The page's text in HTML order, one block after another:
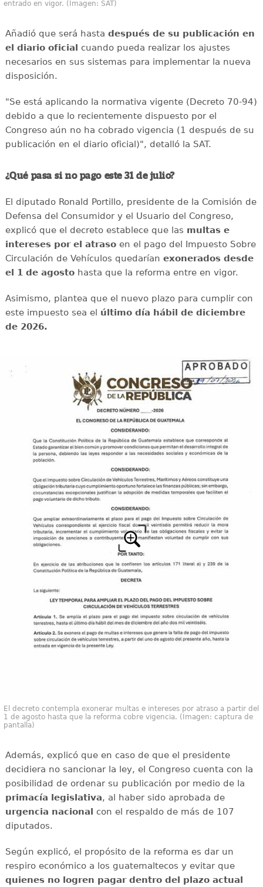
entrado en vigor. (Imagen: SAT)
Añadió que será hasta después de su publicación en
el diario oficial cuando pueda realizar los ajustes
necesarios en sus sistemas para implementar la nueva
disposición.
"Se está aplicando la normativa vigente (Decreto 70-94)
debido a que lo recientemente dispuesto por el
Congreso aún no ha cobrado vigencia (1 después de su
publicación en el diario oficial)", detalló la SAT.
¿Qué pasa si no pago este 31 de julio?
El diputado Ronald Portillo, presidente de la Comisión de
Defensa del Consumidor y el Usuario del Congreso,
explicó que el decreto establece que las multas e
intereses por el atrasoen el pago del Impuesto Sobre
Circulación de Vehículos quedarían exonerados desde
el 1 de agostohasta que la reforma entre en vigor.
Asimismo, plantea que el nuevo plazo para cumplir con
este impuesto sea el último día hábil de diciembre
de 2026.
El decreto contempla exonerar multas e intereses por atraso a partir del
1 de agosto hasta que la reforma cobre vigencia. (Imagen: captura de
pantalla)
Además, explicó que en caso de que el presidente
decidiera no sancionar la ley, el Congreso cuenta con la
posibilidad de ordenar su publicación por medio de la
primacía legislativa, al haber sido aprobada de
urgencia nacional con el respaldo de más de 107
diputados.
Según explicó, el propósito de la reforma es dar un
respiro económico a los guatemaltecos y evitar que
quienes no logren pagar dentro del plazo actual